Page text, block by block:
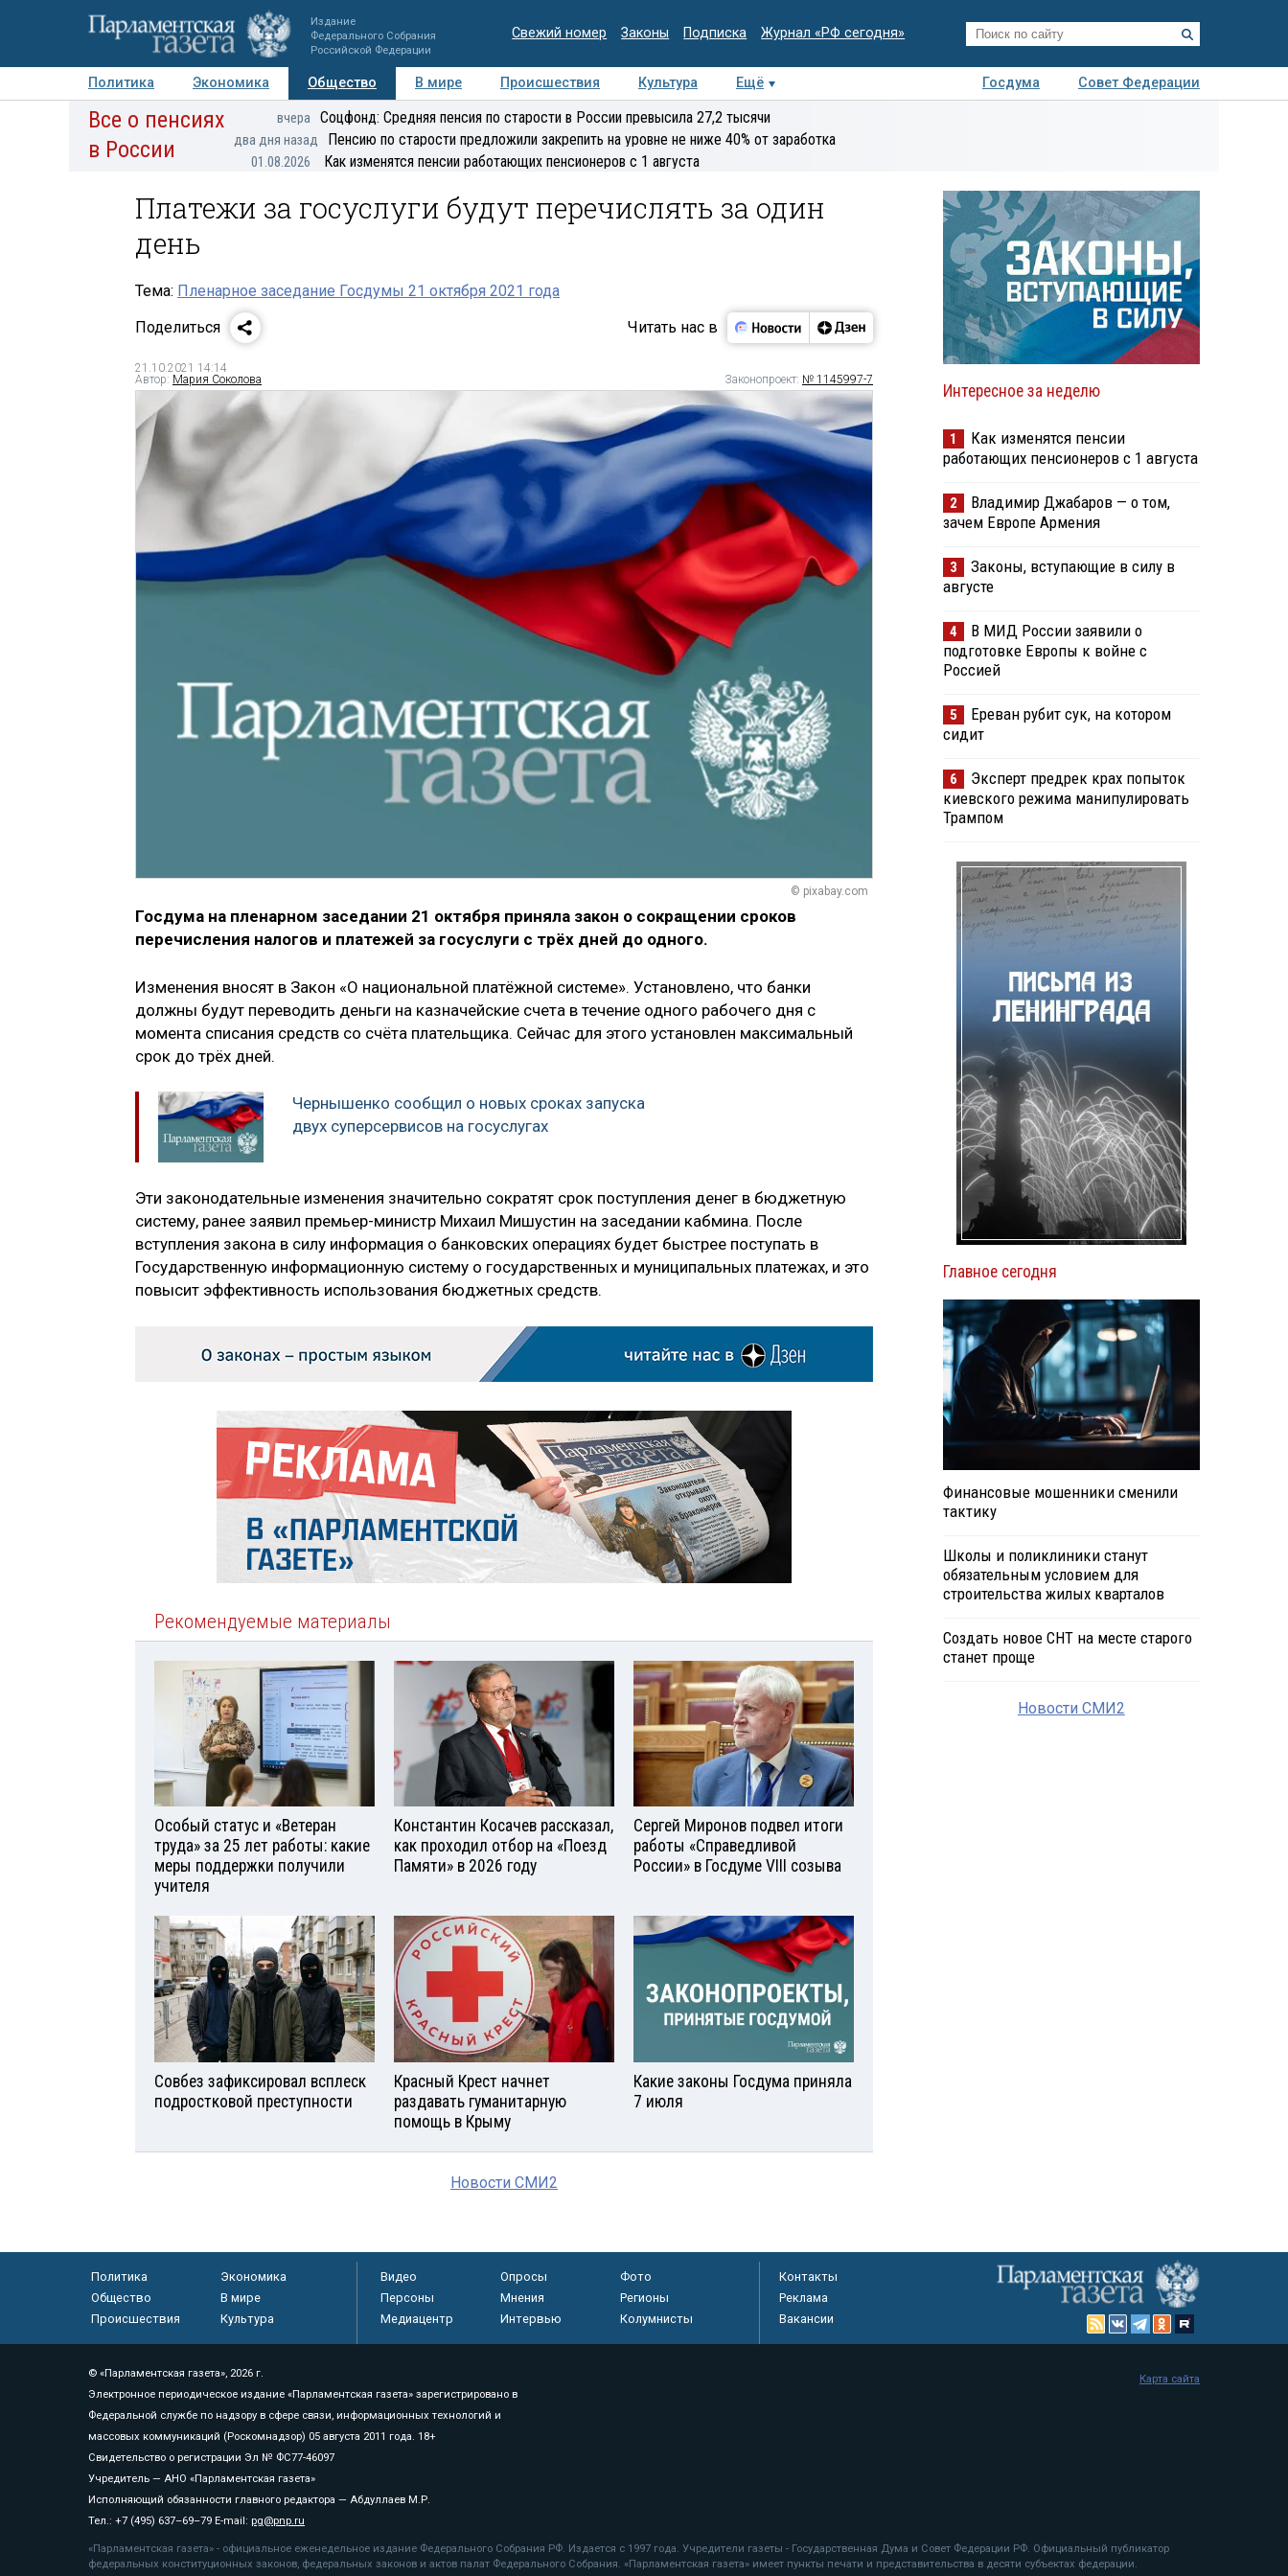
Издание
Федерального Собрания
Российской Федерации
Свежий номер Законы Подписка Журнал «РФ сегодня»
Политика Экономика Общество В мире Происшествия Культура Ещё Госдума
Совет Федерации
Авторы Персоны Мнения Регионы Медиацентр Интервью Колумнисты
экспертиза
Все о пенсиях
в России
вчера Соцфонд: Средняя пенсия по старости в России превысила 27,2 тысячи
два дня назад Пенсию по старости предложили закрепить на уровне не ниже 40% от заработка
01.08.2026 Как изменятся пенсии работающих пенсионеров с 1 августа
Платежи за госуслуги будут перечислять за один
день
Тема: Пленарное заседание Госдумы 21 октября 2021 года
Поделиться
Читать нас в
21.10.2021 14:14
Автор: Мария Соколова Законопроект: № 1145997-7
© pixabay.com
Госдума на пленарном заседании 21 октября приняла закон о сокращении сроков
перечисления налогов и платежей за госуслуги с трёх дней до одного.
Изменения вносят в Закон «О национальной платёжной системе». Установлено, что банки
должны будут переводить деньги на казначейские счета в течение одного рабочего дня с
момента списания средств со счёта плательщика. Сейчас для этого установлен максимальный
срок до трёх дней.
Чернышенко сообщил о новых сроках запуска
двух суперсервисов на госуслугах
Эти законодательные изменения значительно сократят срок поступления денег в бюджетную
систему, ранее заявил премьер-министр Михаил Мишустин на заседании кабмина. После
вступления закона в силу информация о банковских операциях будет быстрее поступать в
Государственную информационную систему о государственных и муниципальных платежах, и это
повысит эффективность использования бюджетных средств.
Рекомендуемые материалы
Особый статус и «Ветеран
труда» за 25 лет работы: какие
меры поддержки получили
учителя
Константин Косачев рассказал,
как проходил отбор на «Поезд
Памяти» в 2026 году
Сергей Миронов подвел итоги
работы «Справедливой
России» в Госдуме VIII созыва
Совбез зафиксировал всплеск
подростковой преступности
Красный Крест начнет
раздавать гуманитарную
помощь в Крыму
Какие законы Госдума приняла
7 июля
Новости СМИ2
Интересное за неделю
1
Как изменятся пенсии
работающих пенсионеров с 1 августа
2
Владимир Джабаров — о том,
зачем Европе Армения
3
Законы, вступающие в силу в
августе
4
В МИД России заявили о
подготовке Европы к войне с
Россией
5
Ереван рубит сук, на котором
сидит
6
Эксперт предрек крах попыток
киевского режима манипулировать
Трампом
Главное сегодня
Финансовые мошенники сменили
тактику
Школы и поликлиники станут
обязательным условием для
строительства жилых кварталов
Создать новое СНТ на месте старого
станет проще
Новости СМИ2
Политика
Экономика
Общество
В мире
Происшествия
Культура
Видео Опросы
Фото
Персоны
Мнения
Регионы
Медиацентр
Интервью Колумнисты
Контакты
Реклама
Вакансии
© «Парламентская газета», 2026 г.
Электронное периодическое издание «Парламентская газета» зарегистрировано в
Федеральной службе по надзору в сфере связи, информационных технологий и
массовых коммуникаций (Роскомнадзор) 05 августа 2011 года. 18+
Свидетельство о регистрации Эл № ФС77-46097
Учредитель — АНО «Парламентская газета»
Исполняющий обязанности главного редактора — Абдуллаев М.Р.
Тел.: +7 (495) 637–69–79 E-mail: pg@pnp.ru
«Парламентская газета» - официальное еженедельное издание Федерального Собрания РФ. Издается с 1997 года. Учредители газеты - Государственная Дума и Совет Федерации РФ. Официальный публикатор
федеральных конституционных законов, федеральных законов и актов палат Федерального Собрания. «Парламентская газета» имеет пункты печати и представительства в десяти субъектах федерации.
Карта сайта